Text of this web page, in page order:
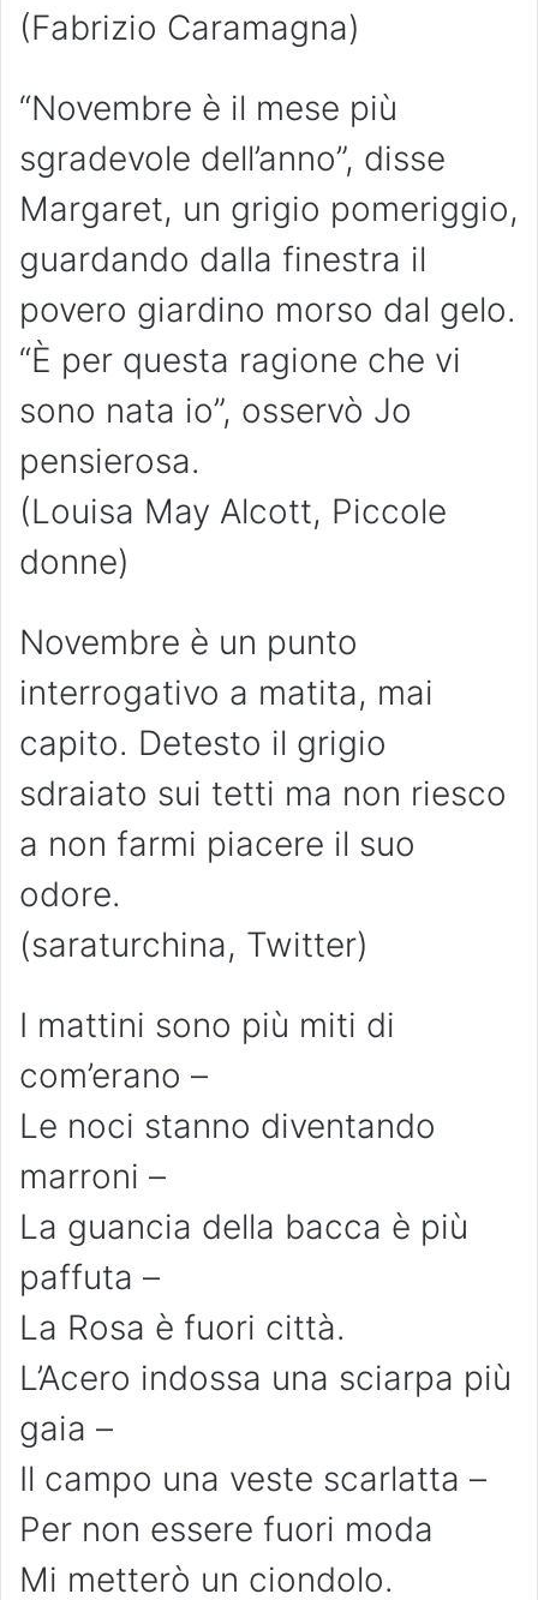
(Fabrizio Caramagna)
“Novembre è il mese più
sgradevole dell’anno”, disse
Margaret, un grigio pomeriggio,
guardando dalla finestra il
povero giardino morso dal gelo.
“È per questa ragione che vi
sono nata io”, osservò Jo
pensierosa.
(Louisa May Alcott, Piccole
donne)
Novembre è un punto
interrogativo a matita, mai
capito. Detesto il grigio
sdraiato sui tetti ma non riesco
a non farmi piacere il suo
odore.
(saraturchina, Twitter)
I mattini sono più miti di
com’erano –
Le noci stanno diventando
marroni –
La guancia della bacca è più
paffuta –
La Rosa è fuori città.
L’Acero indossa una sciarpa più
gaia –
Il campo una veste scarlatta –
Per non essere fuori moda
Mi metterò un ciondolo.